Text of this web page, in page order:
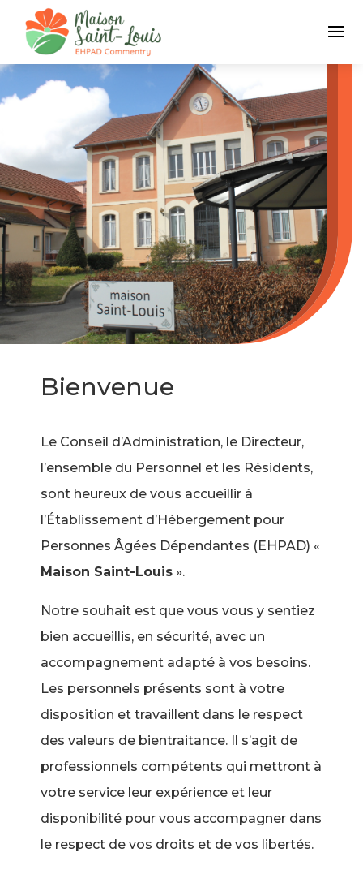
Bienvenue
Le Conseil d’Administration, le Directeur,
l’ensemble du Personnel et les Résidents,
sont heureux de vous accueillir à
l’Établissement d’Hébergement pour
Personnes Âgées Dépendantes (EHPAD) «
Maison Saint-Louis ».
Notre souhait est que vous vous y sentiez
bien accueillis, en sécurité, avec un
accompagnement adapté à vos besoins.
Les personnels présents sont à votre
disposition et travaillent dans le respect
des valeurs de bientraitance. Il s’agit de
professionnels compétents qui mettront à
votre service leur expérience et leur
disponibilité pour vous accompagner dans
le respect de vos droits et de vos libertés.